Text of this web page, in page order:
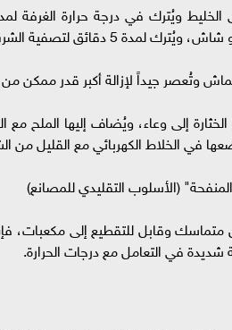
5 دقائق لتصفية الشرش.
وتُعصر جيداً لإزالة أكبر قدر ممكن من
إلى وعاء، ويُضاف إليها الملح
في الخلاط الكهربائي مع القليل
(الأسلوب التقليدي للمصانع)
متماسك وقابل للتقطيع إلى مكعبات،
شديدة في التعامل مع درجات الحرارة.